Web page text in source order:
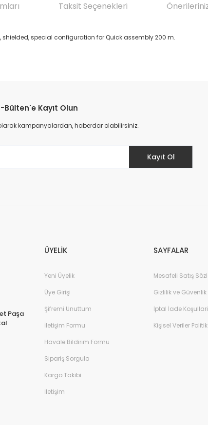
Taksit Seçenekleri
shielded, special configuration for Quick assembly 200 m.
Bülten'e Kayıt Olun
kampanyalardan, haberdar olabilirsiniz.
Kayıt Ol
Paşa
ÜYELİK
Yeni Üyelik
Üye Girişi
Şifremi Unuttum
İletişim Formu
Havale Bildirim Formu
Sipariş Sorgula
Kargo Takibi
İletişim
SAYFALAR
Mesafeli Satış
Gizlilik ve Güvenlik
İptal İade Koşullari
Kişisel Veriler